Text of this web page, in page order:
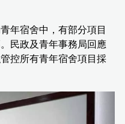
年宿舍中，有部分項目
民政及青年事務局回應
控所有青年宿舍項目採